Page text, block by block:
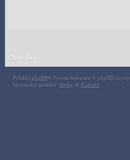
Obsah fóra
Poháňa phpBB® Forum Software © phpBB Group
Slovenský preklad: Senky & Kamahl